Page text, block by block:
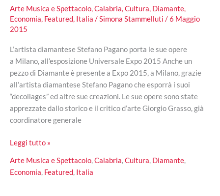
Arte Musica e Spettacolo,Calabria,Cultura, Diamante,
Economia, Featured, Italia /Simona Stammelluti /6 Maggio
2015
L’artista diamantese Stefano Pagano porta le sue opere
a Milano, all’esposizione Universale Expo 2015 Anche un
pezzo di Diamante è presente a Expo 2015, a Milano, grazie
all’artista diamantese Stefano Pagano che esporrà i suoi
“decollages” ed altre sue creazioni. Le sue opere sono state
apprezzate dallo storico e il critico d’arte Giorgio Grasso, già
coordinatore generale
Stefano
l’artista
diamantese
Leggi tutto »
Arte Musica e Spettacolo,Calabria,Cultura, Diamante,
Economia, Featured, Italia